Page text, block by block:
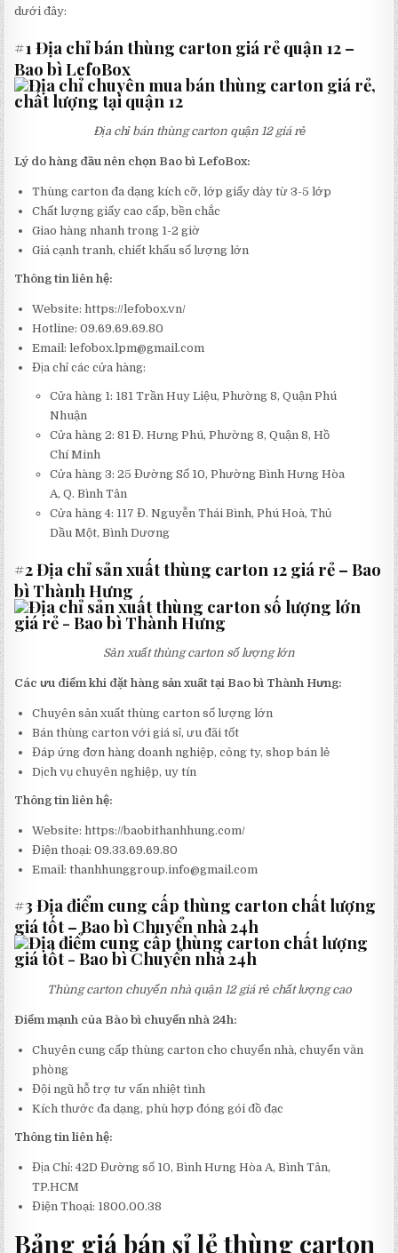
dưới đây:
#1 Địa chỉ bán thùng carton giá rẻ quận 12 –
Bao bì LefoBox
Địa chỉ bán thùng carton quận 12 giá rẻ
Lý do hàng đầu nên chọn Bao bì LefoBox:
Thùng carton đa dạng kích cỡ, lớp giấy dày từ 3-5 lớp
Chất lượng giấy cao cấp, bền chắc
Giao hàng nhanh trong 1-2 giờ
Giá cạnh tranh, chiết khấu số lượng lớn
Thông tin liên hệ:
Website: https://lefobox.vn/
Hotline: 09.69.69.69.80
Email:lefobox.lpm@gmail.com
Địa chỉ các cửa hàng:
Cửa hàng 1: 181 Trần Huy Liệu, Phường 8, Quận Phú
Nhuận
Cửa hàng 2: 81 Đ. Hưng Phú, Phường 8, Quận 8, Hồ
Chí Minh
Cửa hàng 3: 25 Đường Số 10, Phường Bình Hưng Hòa
A, Q. Bình Tân
Cửa hàng 4: 117 Đ. Nguyễn Thái Bình, Phú Hoà, Thủ
Dầu Một, Bình Dương
#2 Địa chỉ sản xuất thùng carton 12 giá rẻ – Bao
bì Thành Hưng
Sản xuất thùng carton số lượng lớn
Các ưu điểm khi đặt hàng sản xuất tại Bao bì Thành Hưng:
Chuyên sản xuất thùng carton số lượng lớn
Bán thùng carton với giá sỉ, ưu đãi tốt
Đáp ứng đơn hàng doanh nghiệp, công ty, shop bán lẻ
Dịch vụ chuyên nghiệp, uy tín
Thông tin liên hệ:
Website: https://baobithanhhung.com/
Điện thoại: 09.33.69.69.80
Email:thanhhunggroup.info@gmail.com
#3 Địa điểm cung cấp thùng carton chất lượng
giá tốt – Bao bì Chuyển nhà 24h
Thùng carton chuyển nhà quận 12 giá rẻ chất lượng cao
Điểm mạnh của Bào bì chuyển nhà 24h:
Chuyên cung cấp thùng carton cho chuyển nhà, chuyển văn
phòng
Đội ngũ hỗ trợ tư vấn nhiệt tình
Kích thước đa dạng, phù hợp đóng gói đồ đạc
Thông tin liên hệ:
Địa Chỉ: 42D Đường số 10, Bình Hưng Hòa A, Bình Tân,
TP.HCM
Điện Thoại: 1800.00.38
Bảng giá bán sỉ lẻ thùng carton